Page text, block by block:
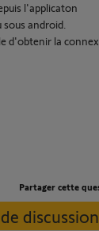
l'applicaton
sous android.
d'obtenir la
Partager cette
discussion